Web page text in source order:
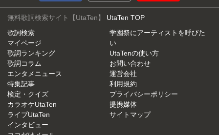
無料歌詞検索サイト【UtaTen】 UtaTen TOP
歌詞検索
マイページ
歌詞ランキング
歌詞コラム
エンタメニュース
特集記事
検定・クイズ
カラオケUtaTen
ライブUtaTen
インタビュー
学園祭にアーティストを呼びた
い
UtaTenの使い方
お問い合わせ
運営会社
利用規約
プライバシーポリシー
提携媒体
サイトマップ